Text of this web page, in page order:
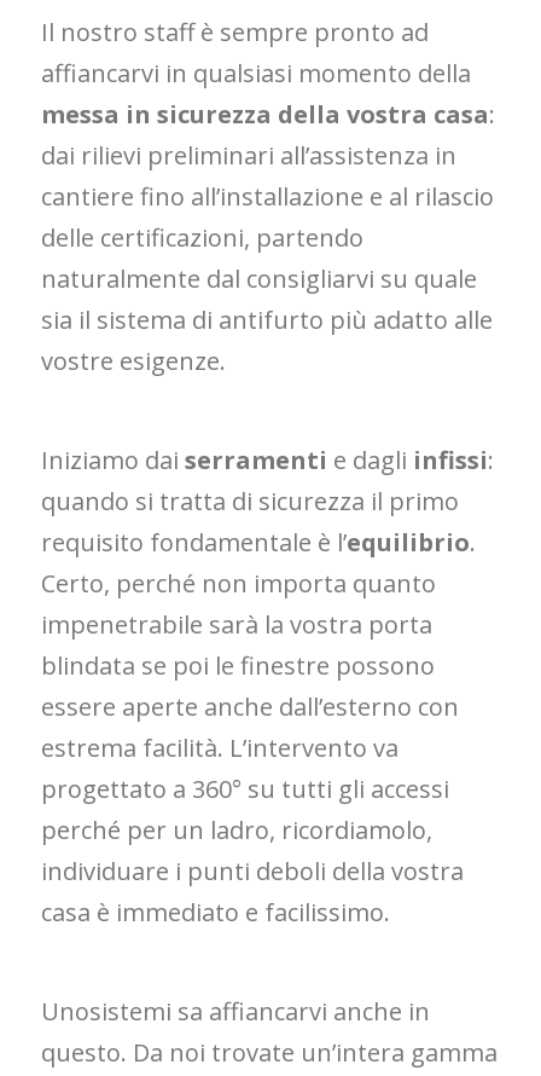
Il nostro staff è sempre pronto ad
affiancarvi in qualsiasi momento della
messa in sicurezza della vostra casa:
dai rilievi preliminari all’assistenza in
cantiere fino all’installazione e al rilascio
delle certificazioni, partendo
naturalmente dal consigliarvi su quale
sia il sistema di antifurto più adatto alle
vostre esigenze.
Iniziamo daiserramenti e dagli infissi:
quando si tratta di sicurezza il primo
requisito fondamentale è l’equilibrio.
Certo, perché non importa quanto
impenetrabile sarà la vostra porta
blindata se poi le finestre possono
essere aperte anche dall’esterno con
estrema facilità. L’intervento va
progettato a 360° su tutti gli accessi
perché per un ladro, ricordiamolo,
individuare i punti deboli della vostra
casa è immediato e facilissimo.
Unosistemi sa affiancarvi anche in
questo. Da noi trovate un’intera gamma